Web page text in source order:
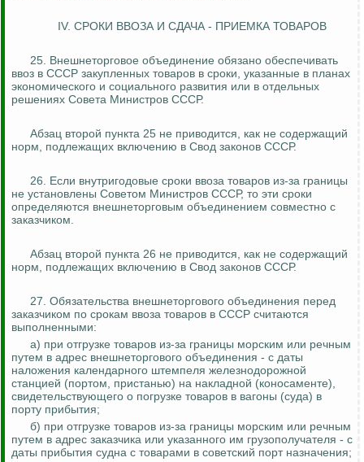
IV. СРОКИ ВВОЗА И СДАЧА - ПРИЕМКА ТОВАРОВ
25. Внешнеторговое объединение обязано обеспечивать
ввоз в СССР закупленных товаров в сроки, указанные в планах
экономического и социального развития или в отдельных
решениях Совета Министров СССР.
Абзац второй пункта 25 не приводится, как не содержащий
норм, подлежащих включению в Свод законов СССР.
26. Если внутригодовые сроки ввоза товаров из-за границы
не установлены Советом Министров СССР, то эти сроки
определяются внешнеторговым объединением совместно с
заказчиком.
Абзац второй пункта 26 не приводится, как не содержащий
норм, подлежащих включению в Свод законов СССР.
27. Обязательства внешнеторгового объединения перед
заказчиком по срокам ввоза товаров в СССР считаются
выполненными:
а) при отгрузке товаров из-за границы морским или речным
путем в адрес внешнеторгового объединения - с даты
наложения календарного штемпеля железнодорожной
станцией (портом, пристанью) на накладной (коносаменте),
свидетельствующего о погрузке товаров в вагоны (суда) в
порту прибытия;
б) при отгрузке товаров из-за границы морским или речным
путем в адрес заказчика или указанного им грузополучателя - с
даты прибытия судна с товарами в советский порт назначения;